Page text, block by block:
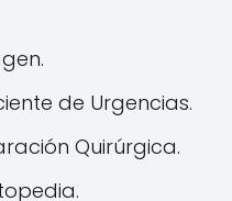
de Urgencias.
Quirúrgica.